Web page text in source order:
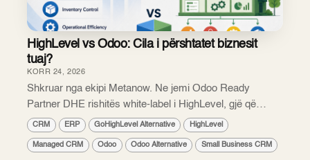
HighLevel vs Odoo: Cila i përshtatet biznesit
tuaj?
Shkruar nga ekipi Metanow. Ne jemi Odoo Ready
Partner DHE rishitës white-label i HighLevel, gjë që
është e pazakontë. Kjo do të thotë që mund t'i
krahasojmë këto dy platforma pa një interes të fshehur...
CRM ERP GoHighLevel Alternative HighLevel
Managed CRM Odoo Odoo Alternative Small Business CRM
KORR 24, 2026